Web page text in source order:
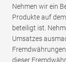
Nehmen wir ein
Produkte auf
beteiligt ist.
Umsatzes
dieser